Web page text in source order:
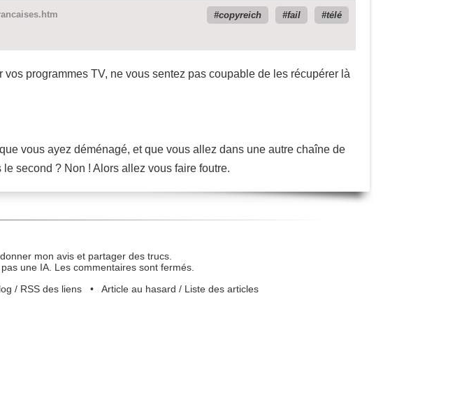
copyreich fail
télé
programmes TV, ne vous sentez pas coupable de les récupérer là
vous ayez déménagé, et que vous allez dans une autre chaîne de
second ? Non ! Alors allez vous faire foutre.
mon avis et partager des trucs.
une IA. Les commentaires sont fermés.
/ RSS des liens• Article au hasard / Liste des articles